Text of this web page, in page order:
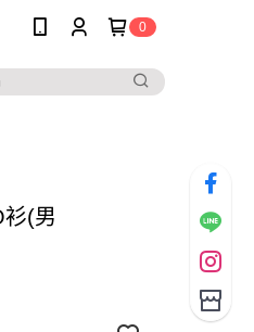
0
衫(男